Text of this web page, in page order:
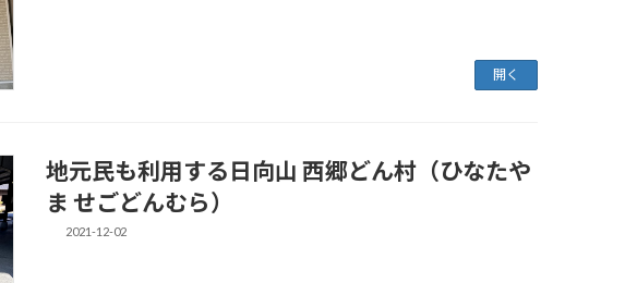
開く
地元民も利用する日向山 西郷どん村（ひなたや
ま せごどんむら）
2021-12-02